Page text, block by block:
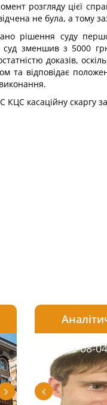
розгляду цієї
не була, а тому
рішення суду
суд зменшив з 5000
доказів,
та відповідає
КЦС касаційну
2026-08-06
2026-08-04
2026-